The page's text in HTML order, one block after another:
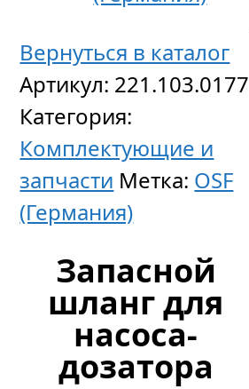
Вернуться в каталог
Артикул: 221.103.0177
Категория:
Комплектующие и
запчасти Метка: OSF
(Германия)
Запасной
шланг для
насоса-
дозатора